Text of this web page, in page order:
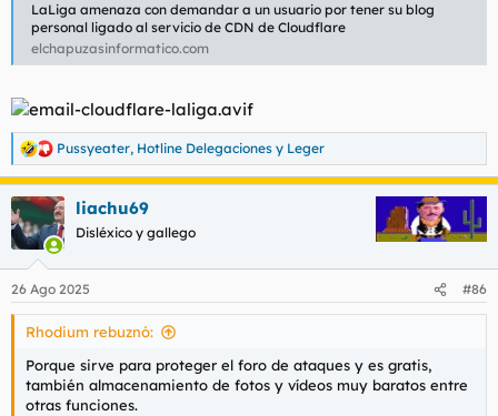
LaLiga amenaza con demandar a un usuario por tener su blog
personal ligado al servicio de CDN de Cloudflare
elchapuzasinformatico.com
R
e
a
c
c
e
s
Pussyeater, Hotline Delegaciones y Leger
liachu69
Disléxico y gallego
26 Ago 2025 #86
Rhodium rebuznó:
Porque sirve para proteger el foro de ataques y es gratis,
también almacenamiento de fotos y vídeos muy baratos entre
otras funciones.